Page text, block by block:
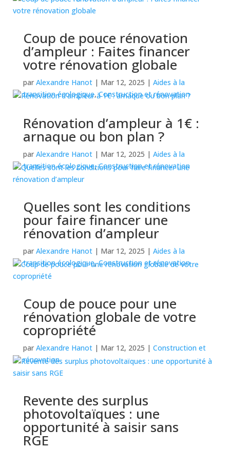
Coup de pouce rénovation
d’ampleur : Faites financer
votre rénovation globale
par Alexandre Hanot| Mar 12, 2025 | Aides à la
transition écologique,Construction et rénovation
Rénovation d’ampleur à 1€ :
arnaque ou bon plan ?
par Alexandre Hanot| Mar 12, 2025 | Aides à la
transition écologique,Construction et rénovation
Quelles sont les conditions
pour faire financer une
rénovation d’ampleur
par Alexandre Hanot| Mar 12, 2025 | Aides à la
transition écologique,Construction et rénovation
Coup de pouce pour une
rénovation globale de votre
copropriété
par Alexandre Hanot| Mar 12, 2025 | Construction et
rénovation
Revente des surplus
photovoltaïques : une
opportunité à saisir sans
RGE